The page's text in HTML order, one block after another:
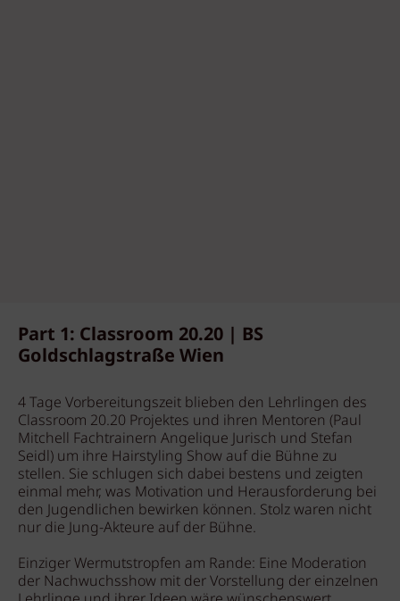
Part 1: Classroom 20.20 | BS
Goldschlagstraße Wien
4 Tage Vorbereitungszeit blieben den Lehrlingen des
Classroom 20.20 Projektes und ihren Mentoren (Paul
Mitchell Fachtrainern Angelique Jurisch und Stefan
Seidl) um ihre Hairstyling Show auf die Bühne zu
stellen. Sie schlugen sich dabei bestens und zeigten
einmal mehr, was Motivation und Herausforderung bei
den Jugendlichen bewirken können. Stolz waren nicht
nur die Jung-Akteure auf der Bühne.
Einziger Wermutstropfen am Rande: Eine Moderation
der Nachwuchsshow mit der Vorstellung der einzelnen